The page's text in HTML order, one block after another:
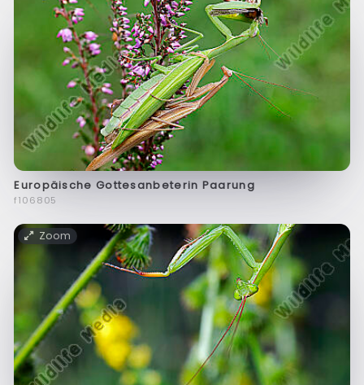
Europäische Gottesanbeterin Paarung
f106805
Zoom